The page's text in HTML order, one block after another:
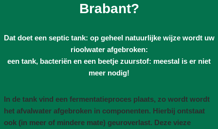
Brabant?
Dat doet een septic tank: op geheel natuurlijke wijze wordt uw
rioolwater afgebroken:
een tank, bacteriën en een beetje zuurstof: meestal is er niet
meer nodig!
In de tank vind een fermentatieproces plaats, zo wordt wordt
het afvalwater afgebroken in componenten. Hierbij ontstaat
ook (in meer of mindere mate) geuroverlast. Deze vieze